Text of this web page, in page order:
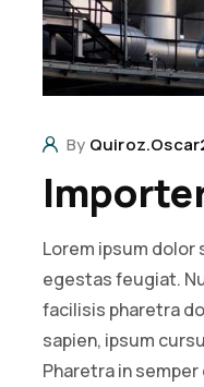
By
Lorem ipsum
egestas feugiat.
facilisis pharetra
sapien, ipsum
Pharetra in